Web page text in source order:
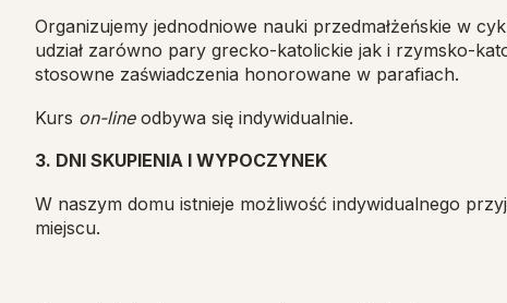
Organizujemy jednodniowe nauki przedmałżeńskie w
udział zarówno pary grecko-katolickie jak i rzymsko-
stosowne zaświadczenia honorowane w parafiach.
Kurs on-line odbywa się indywidualnie.
3. DNI SKUPIENIA I WYPOCZYNEK
W naszym domu istnieje możliwość indywidualnego
miejscu.